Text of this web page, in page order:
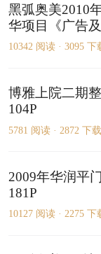
黑弧奥美2010
华项目《广告
10342 阅读 · 3095 下
博雅上院二期
104P
5781 阅读 · 2872 下
2009年华润平
181P
10127 阅读 · 2275 下